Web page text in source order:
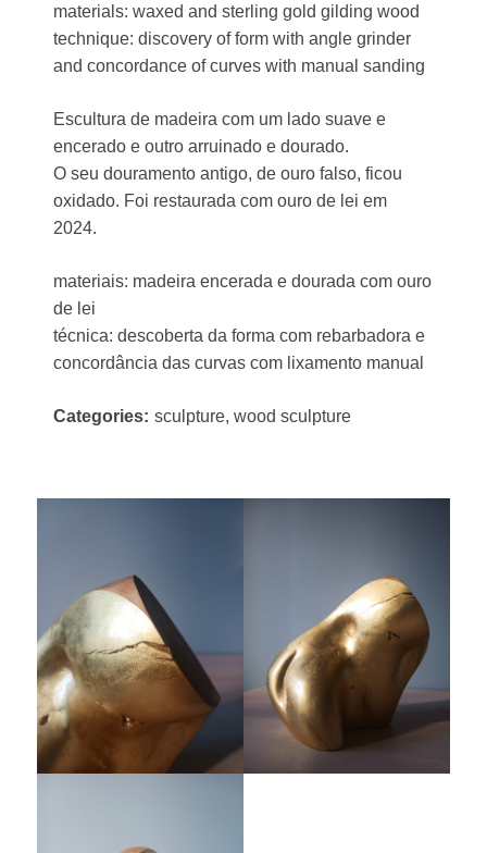
materials: waxed and sterling gold gilding wood
technique: discovery of form with angle grinder
and concordance of curves with manual sanding
Escultura de madeira com um lado suave e
encerado e outro arruinado e dourado.
O seu douramento antigo, de ouro falso, ficou
oxidado. Foi restaurada com ouro de lei em
2024.
materiais: madeira encerada e dourada com ouro
de lei
técnica: descoberta da forma com rebarbadora e
concordância das curvas com lixamento manual
Categories: sculpture, wood sculpture